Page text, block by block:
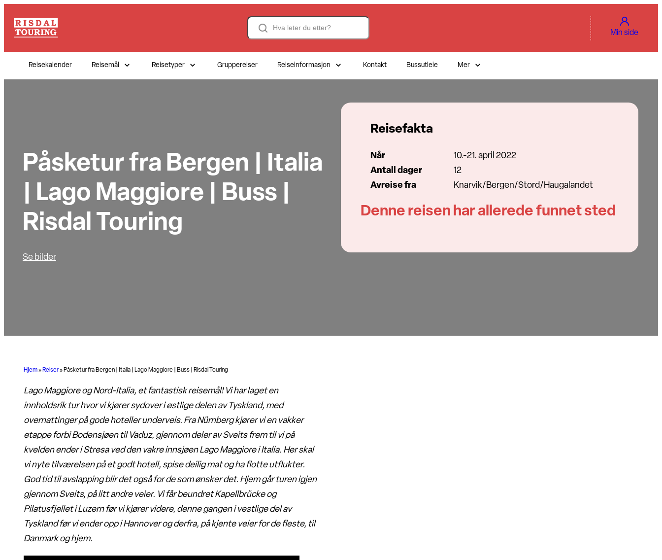
innhold
Search
Min side
Reisekalender Reisemål Reisetyper Gruppereiser Reiseinformasjon Kontakt Bussutleie Mer
Påsketur fra Bergen | Italia
| Lago Maggiore | Buss |
Risdal Touring
Se bilder
Hjem» Reiser» Påsketur fra Bergen | Italia | Lago Maggiore | Buss | Risdal Touring
Lago Maggiore og Nord-Italia, et fantastisk reisemål! Vi har laget en
innholdsrik tur hvor vi kjører sydover i østlige delen av Tyskland, med
overnattinger på gode hoteller underveis. Fra Nürnberg kjører vi en vakker
etappe forbi Bodensjøen til Vaduz, gjennom deler av Sveits frem til vi på
kvelden ender i Stresa ved den vakre innsjøen Lago Maggiore i Italia. Her skal
vi nyte tilværelsen på et godt hotell, spise deilig mat og ha flotte utflukter.
God tid til avslapping blir det også for de som ønsker det. Hjem går turen igjen
gjennom Sveits, på litt andre veier. Vi får beundret Kapellbrücke og
Pilatusfjellet i Luzern før vi kjører videre, denne gangen i vestlige del av
Tyskland før vi ender opp i Hannover og derfra, på kjente veier for de fleste, til
Danmark og hjem.
Reisefakta
Når
10.-21. april 2022
Antall dager
12
Avreise fra
Knarvik/Bergen/Stord/Haugalandet
Denne reisen har allerede funnet sted